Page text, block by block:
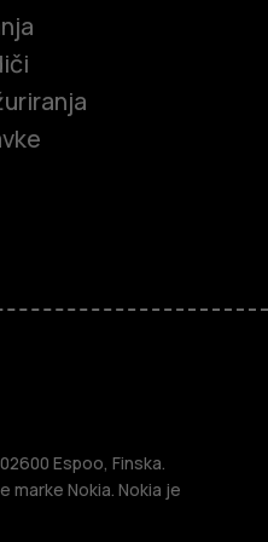
Espoo, Finska.
marke Nokia. Nokia je